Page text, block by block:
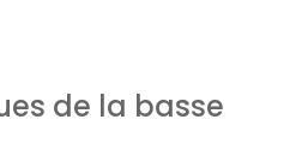
de la basse